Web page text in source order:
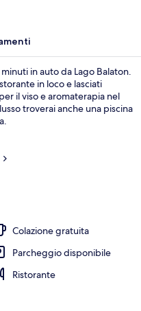
in auto da Lago Balaton.
in loco e lasciati
il viso e aromaterapia nel
troverai anche una piscina
Colazione gratuita
Parcheggio disponibile
Ristorante